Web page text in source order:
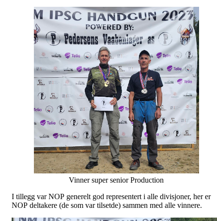
Vinner super senior Production
I tillegg var NOP generelt god representert i alle divisjoner, her er
NOP deltakere (de som var tilsetde) sammen med alle vinnere.